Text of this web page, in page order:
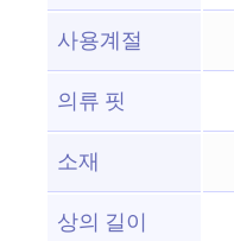
사용계절
의류 핏
소재
상의 길이